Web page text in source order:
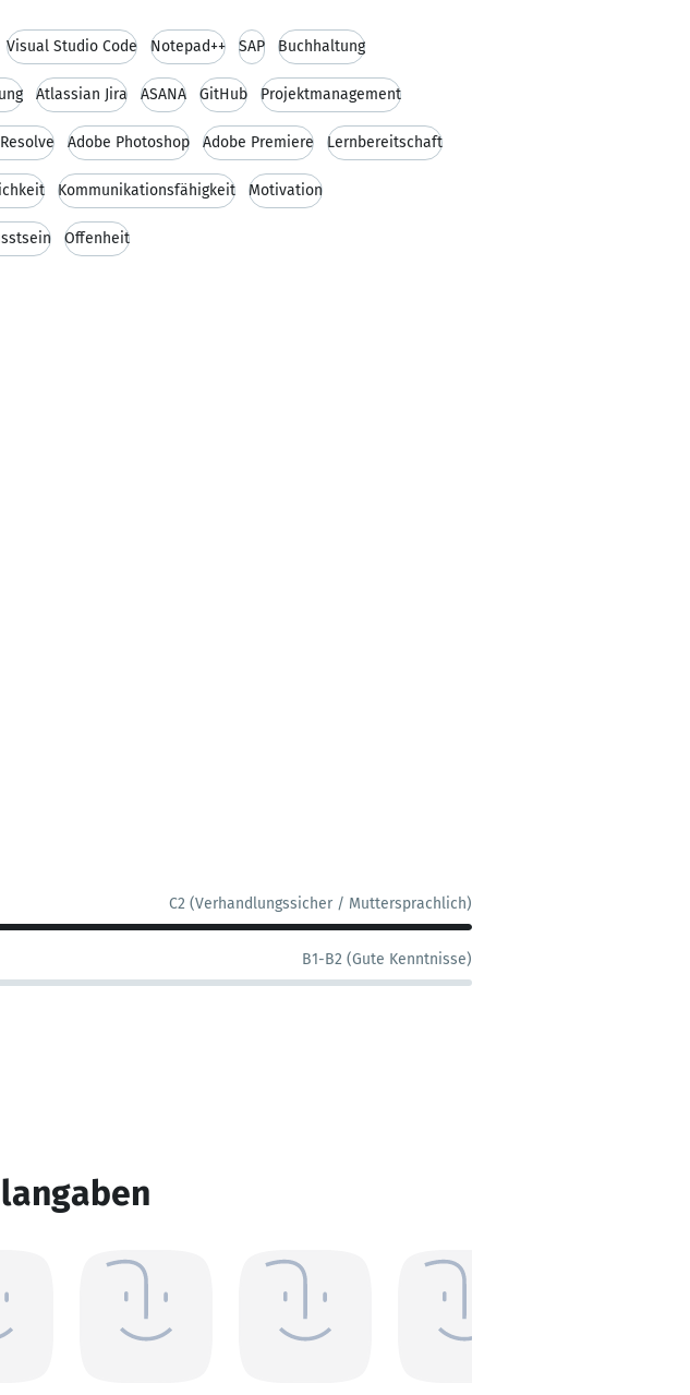
Visual Studio Code Notepad++ SAP Buchhaltung
Atlassian Jira ASANA GitHub Projektmanagement
Adobe Photoshop Adobe Premiere Lernbereitschaft
Kommunikationsfähigkeit Motivation
Offenheit
C2 (Verhandlungssicher / Muttersprachlich)
B1-B2 (Gute Kenntnisse)